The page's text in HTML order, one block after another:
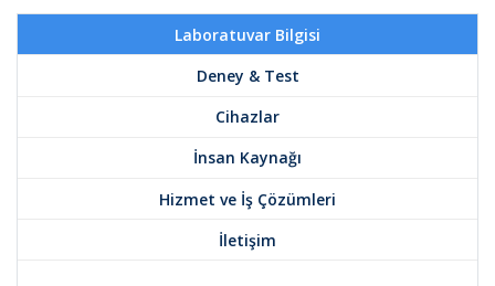
Laboratuvar Bilgisi
Deney & Test
Cihazlar
İnsan Kaynağı
Hizmet ve İş Çözümleri
İletişim